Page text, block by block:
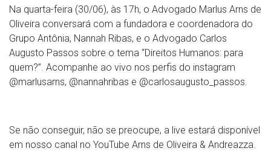
Na quarta-feira (30/06), às 17h, o Advogado Marlus Arns de
Oliveira conversará com a fundadora e coordenadora do
Grupo Antônia, Nannah Ribas, e o Advogado Carlos
Augusto Passos sobre o tema “Direitos Humanos: para
quem?”. Acompanhe ao vivo nos perfis do instagram
@marlusarns, @nannahribas e @carlosaugusto_passos.
Se não conseguir, não se preocupe, a live estará disponível
em nosso canal no YouTube Arns de Oliveira & Andreazza.